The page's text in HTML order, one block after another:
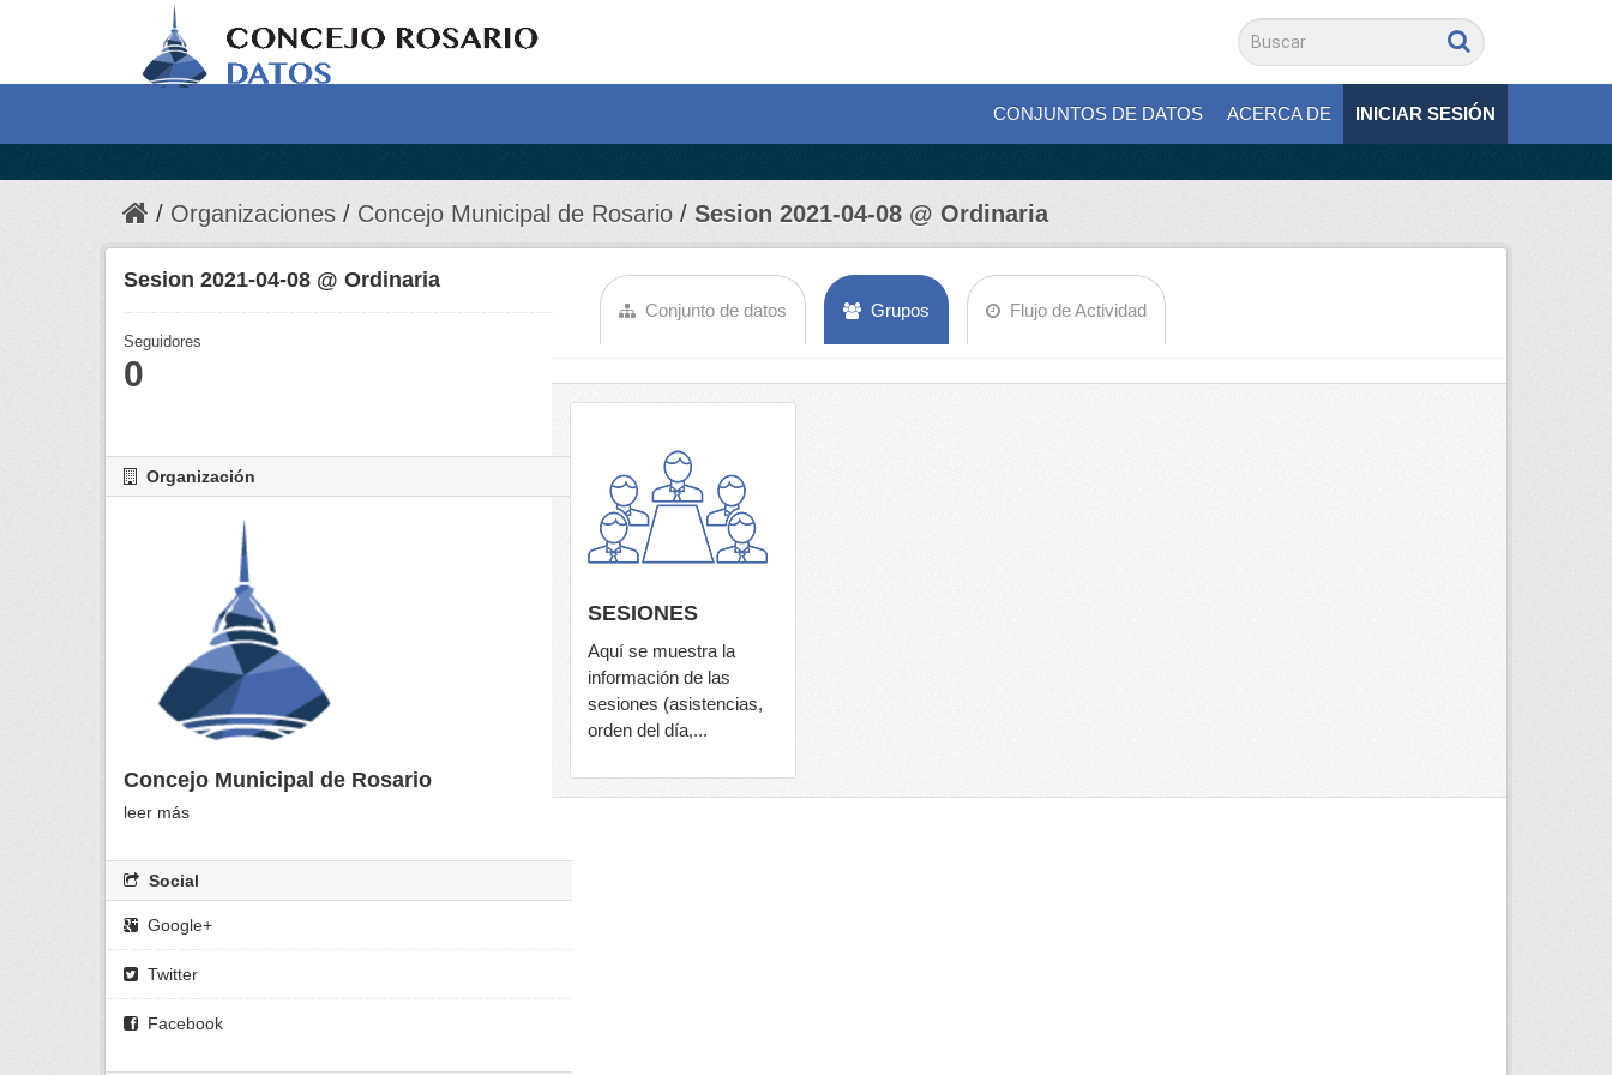
CONJUNTOS DE DATOS ACERCA DE INICIAR SESIÓN
Organizaciones Concejo Municipal de Rosario Sesion 2021-04-08 @ Ordinaria
Conjunto de datos Grupos Flujo de Actividad
SESIONES
Aquí se muestra la
información de las
sesiones (asistencias,
orden del día,...
Sesion 2021-04-08 @ Ordinaria
Seguidores
0
Organización
Concejo Municipal de Rosario
leer más
Social
Google+
Twitter
Facebook